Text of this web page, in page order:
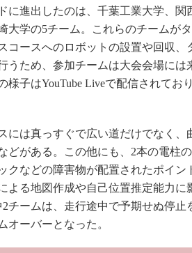
に進出したのは、千葉工業大学、関
大学の5チーム。これらのチームが
コースへのロボットの設置や回収、
うため、参加チームは大会会場に
様子はYouTube Liveで配信されてお
には真っすぐで広い道だけでなく、
どがある。この他にも、2本の電柱
クなどの障害物が配置されたポイ
よる地図作成や自己位置推定能力
2チームは、走行途中で予期せぬ停
オーバーとなった。